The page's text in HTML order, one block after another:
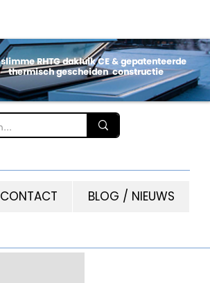
CONTACT BLOG / NIEUWS